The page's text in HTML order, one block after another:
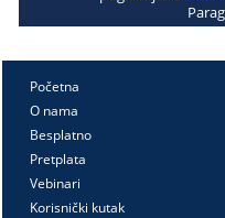
Početna
O nama
Besplatno
Pretplata
Vebinari
Korisnički kutak